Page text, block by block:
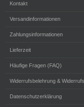
Kontakt
Versandinformationen
Zahlungsinformationen
Lieferzeit
Häufige Fragen (FAQ)
Widerrufsbelehrung &
Datenschutzerklärung